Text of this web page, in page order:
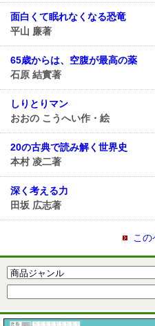
面白くて眠れなくなる恐竜
平山 廉著
65歳からは、空腹が最高の薬
石原 結實著
しりとりマン
おおの こうへい作・絵
20の古典で読み解く世界史
本村 凌二著
深く考える力
田坂 広志著
こ